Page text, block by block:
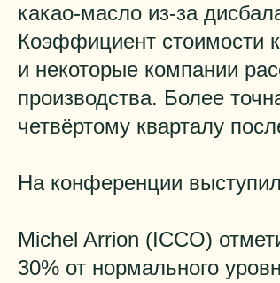
какао-масло из-за
Коэффициент стоимости
и некоторые компании
производства. Более
четвёртому кварталу
На конференции
Michel Arrion (ICCO)
30% от нормального